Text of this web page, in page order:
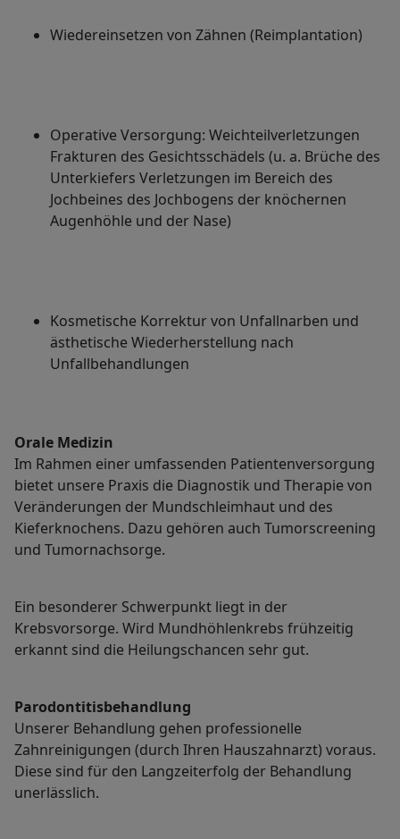
Wiedereinsetzen von Zähnen (Reimplantation)
Operative Versorgung: Weichteilverletzungen
Frakturen des Gesichtsschädels (u. a. Brüche des
Unterkiefers Verletzungen im Bereich des
Jochbeines des Jochbogens der knöchernen
Augenhöhle und der Nase)
Kosmetische Korrektur von Unfallnarben und
ästhetische Wiederherstellung nach
Unfallbehandlungen
Orale Medizin
Im Rahmen einer umfassenden Patientenversorgung
bietet unsere Praxis die Diagnostik und Therapie von
Veränderungen der Mundschleimhaut und des
Kieferknochens. Dazu gehören auch Tumorscreening
und Tumornachsorge.
Ein besonderer Schwerpunkt liegt in der
Krebsvorsorge. Wird Mundhöhlenkrebs frühzeitig
erkannt sind die Heilungschancen sehr gut.
Parodontitisbehandlung
Unserer Behandlung gehen professionelle
Zahnreinigungen (durch Ihren Hauszahnarzt) voraus.
Diese sind für den Langzeiterfolg der Behandlung
unerlässlich.